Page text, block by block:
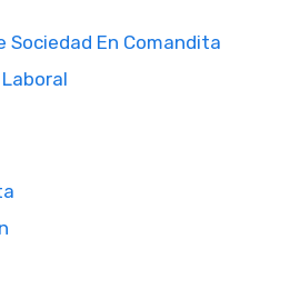
Sociedad En Comandita